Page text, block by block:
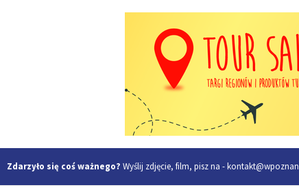
Zdarzyło się coś ważnego? Wyślij zdjęcie, film, pisz na -